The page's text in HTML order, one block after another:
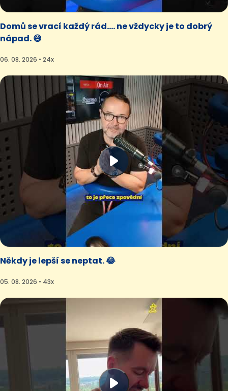
Domů se vrací každý rád.... ne vždycky je to dobrý
nápad. 😅
06. 08. 2026 • 24x
Někdy je lepší se neptat. 😂
05. 08. 2026 • 43x